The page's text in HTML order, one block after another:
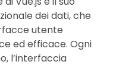
dei dati, che
utente
ed efficace. Ogni
l’interfaccia